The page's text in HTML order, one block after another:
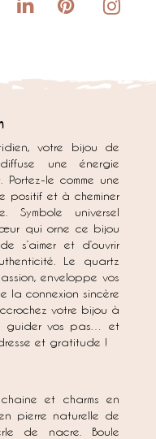
votre bijou de
une énergie
le comme une
positif et à cheminer
Symbole universel
qui orne ce bijou
s’aimer et d’ouvrir
Le quartz
enveloppe vos
la connexion sincère
votre bijou à
guider vos pas… et
et gratitude !
et charms en
pierre naturelle de
de nacre. Boule